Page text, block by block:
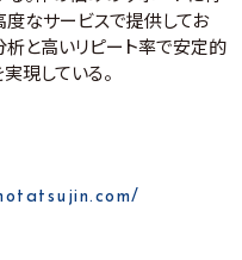
なサービスで提供してお
析と高いリピート率で安定的
現している。